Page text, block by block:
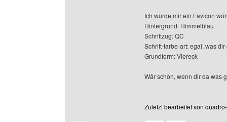
Ich würde mir ein Favicon
Hintergrund: Himmelblau
Schriftzug: QC
Schrift-farbe-art: egal, was dir
Grundform: Viereck
Wär schön, wenn dir da was
Zuletzt bearbeitet von